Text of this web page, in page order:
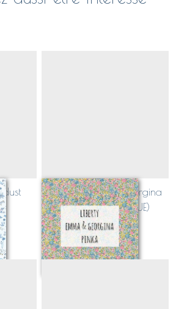
dust
Liberty Emma et Georgina
PINKA (CLASSIQUE)
Sur demande